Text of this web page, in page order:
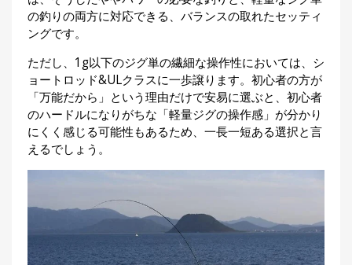
の釣りの両方に対応できる、バランスの取れたセッティ
ングです。
ただし、1g以下のジグ単の繊細な操作性においては、シ
ョートロッド&ULクラスに一歩譲ります。初心者の方が
「万能だから」という理由だけで安易に選ぶと、初心者
のハードルになりがちな「軽量ジグの操作感」が分かり
にくく感じる可能性もあるため、一長一短ある選択と言
えるでしょう。